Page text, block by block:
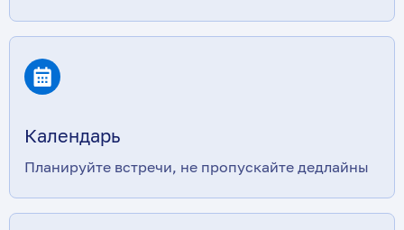
Календарь
Планируйте встречи, не пропускайте дедлайны